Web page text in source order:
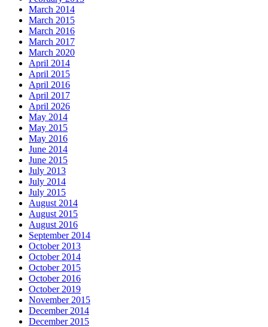
March 2014
March 2015
March 2016
March 2017
March 2020
April 2014
April 2015
April 2016
April 2017
April 2026
May 2014
May 2015
May 2016
June 2014
June 2015
July 2013
July 2014
July 2015
August 2014
August 2015
August 2016
September 2014
October 2013
October 2014
October 2015
October 2016
October 2019
November 2015
December 2014
December 2015